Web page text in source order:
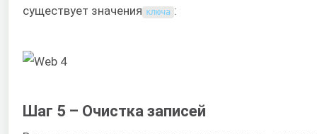
существует значения ключа :
Шаг 5 – Очистка записей